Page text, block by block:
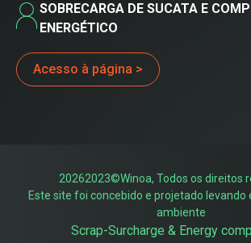
SOBRECARGA DE SUCATA E
ENERGÉTICO
Acesso à página >
20262023©Winoa, Todos os direitos
Este site foi concebido e projetado levando
ambiente
Scrap-Surcharge & Energy